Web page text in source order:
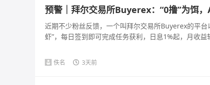
预警｜拜尔交易所Buyerex：“0撸”为饵
近期不少粉丝反馈，一个叫拜尔交易所Buyerex的平
虾”，每日签到即可完成任务获利，日息1%起，月收
佚名 3天前